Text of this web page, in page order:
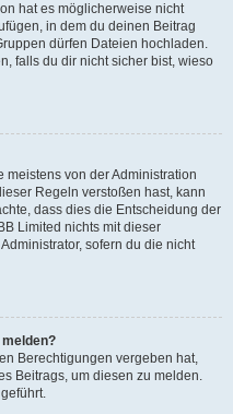
hat es möglicherweise nicht
in dem du deinen Beitrag
dürfen Dateien hochladen.
falls du dir nicht sicher bist, wieso
meistens von der Administration
Regeln verstoßen hast, kann
dass dies die Entscheidung der
Limited nichts mit dieser
sofern du die nicht
Berechtigungen vergeben hat,
Beitrags, um diesen zu melden.